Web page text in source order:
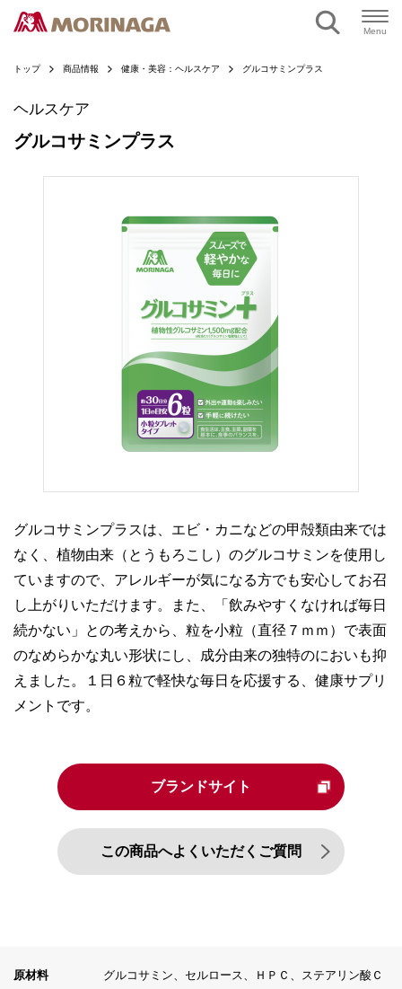
Menu
トップ 商品情報 健康・美容：ヘルスケア グルコサミンプラス
ヘルスケア
グルコサミンプラス
グルコサミンプラスは、エビ・カニなどの甲殻類由来では
なく、植物由来（とうもろこし）のグルコサミンを使用し
ていますので、アレルギーが気になる方でも安心してお召
し上がりいただけます。また、「飲みやすくなければ毎日
続かない」との考えから、粒を小粒（直径７ｍｍ）で表面
のなめらかな丸い形状にし、成分由来の独特のにおいも抑
えました。１日６粒で軽快な毎日を応援する、健康サプリ
メントです。
ブランドサイト
この商品へよくいただくご質問
原材料
グルコサミン、セルロース、ＨＰＣ、ステアリン酸Ｃ